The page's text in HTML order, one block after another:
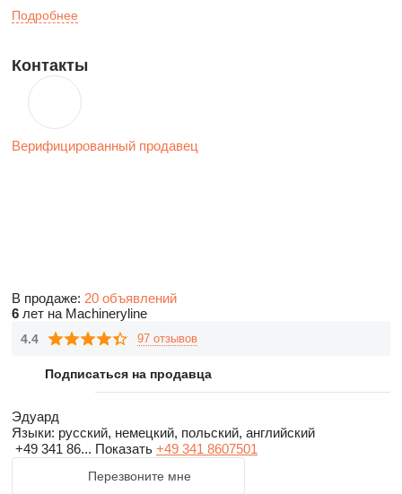
Подробнее
Контакты
Верифицированный продавец
В продаже: 20 объявлений
6 лет на Machineryline
4.4 97 отзывов
Подписаться на продавца
Эдуард
Языки: русский, немецкий, польский, английский
+49 341 86... Показать +49 341 8607501
Перезвоните мне